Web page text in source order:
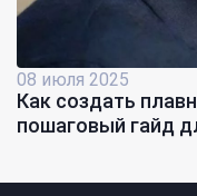
08 июля 2025
Как создать
пошаговый гайд